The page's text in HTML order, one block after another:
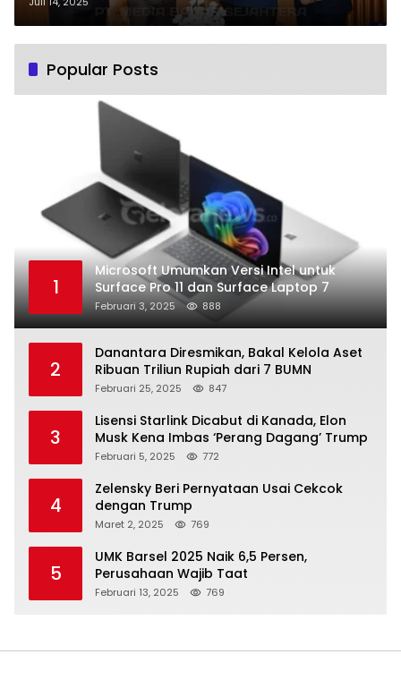
Popular Posts
1
Microsoft Umumkan Versi Intel untuk
Surface Pro 11 dan Surface Laptop 7
Februari 3, 2025 888
2
Danantara Diresmikan, Bakal Kelola Aset
Ribuan Triliun Rupiah dari 7 BUMN
Februari 25, 2025 847
3
Lisensi Starlink Dicabut di Kanada, Elon
Musk Kena Imbas ‘Perang Dagang’ Trump
Februari 5, 2025 772
4
Zelensky Beri Pernyataan Usai Cekcok
dengan Trump
Maret 2, 2025 769
5
UMK Barsel 2025 Naik 6,5 Persen,
Perusahaan Wajib Taat
Februari 13, 2025 769